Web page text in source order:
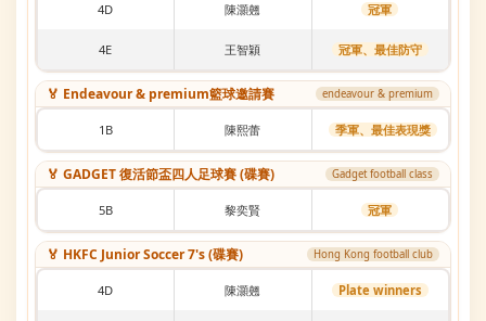
4D 陳灝翹 冠軍
4E 王智穎 冠軍、最佳防守
🏅 Endeavour & premium籃球邀請賽 endeavour & premium
1B 陳熙蕾 季軍、最佳表現獎
🏅 GADGET 復活節盃四人足球賽 (碟賽) Gadget football class
5B 黎奕賢 冠軍
🏅 HKFC Junior Soccer 7's (碟賽) Hong Kong football club
4D 陳灝翹 Plate winners